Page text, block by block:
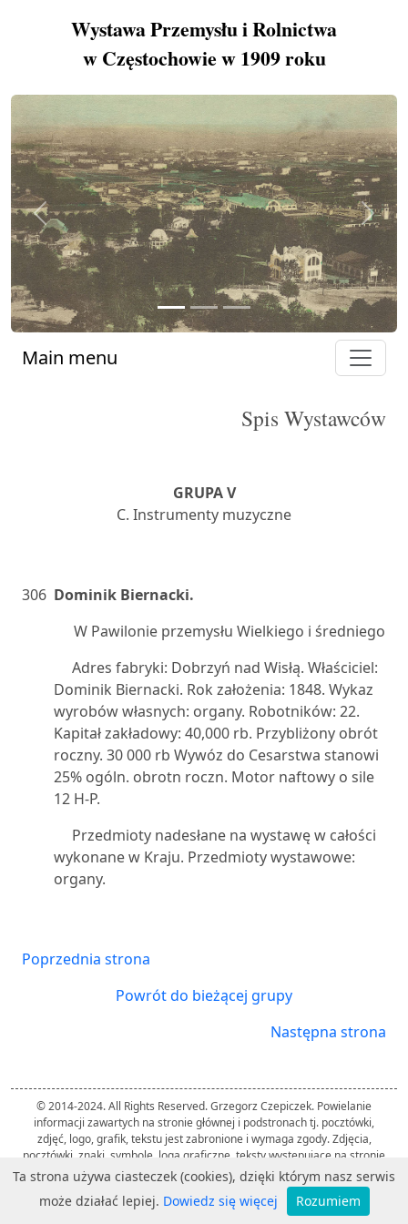
Wystawa Przemysłu i Rolnictwa
w Częstochowie w 1909 roku
Previous Next
Main menu
Spis Wystawców
GRUPA V
C. Instrumenty muzyczne
306 Dominik Biernacki.
W Pawilonie przemysłu Wielkiego i średniego
Adres fabryki: Dobrzyń nad Wisłą. Właściciel:
Dominik Biernacki. Rok założenia: 1848. Wykaz
wyrobów własnych: organy. Robotników: 22.
Kapitał zakładowy: 40,000 rb. Przybliżony obrót
roczny. 30 000 rb Wywóz do Cesarstwa stanowi
25% ogóln. obrotn roczn. Motor naftowy o sile
12 H-P.
Przedmioty nadesłane na wystawę w całości
wykonane w Kraju. Przedmioty wystawowe:
organy.
Poprzednia strona
Powrót do bieżącej grupy
Następna strona
© 2014-2024. All Rights Reserved. Grzegorz Czepiczek. Powielanie
informacji zawartych na stronie głównej i podstronach tj. pocztówki,
zdjęć, logo, grafik, tekstu jest zabronione i wymaga zgody. Zdjęcia,
pocztówki, znaki, symbole, loga graficzne, teksty występujące na stronie
należą do ich twórców i zostały użyte przez autora strony wyłącznie w
celach informacyjnych.
Ta strona używa ciasteczek (cookies), dzięki którym nasz serwis
może działać lepiej. Dowiedz się więcej Rozumiem